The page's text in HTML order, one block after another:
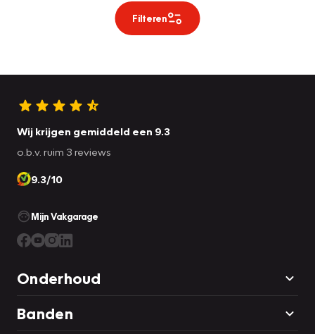
Filteren
Wij krijgen gemiddeld een 9.3
o.b.v. ruim 3 reviews
9.3/10
Mijn Vakgarage
Onderhoud
Banden